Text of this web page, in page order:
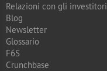
Relazioni con gli investitori
Blog
Newsletter
Glossario
F6S
Crunchbase